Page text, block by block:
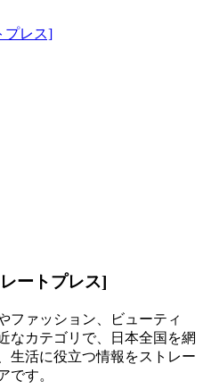
プレス]
ートプレス]
ファッション、ビューティ
なカテゴリで、日本全国を網
生活に役立つ情報をストレー
です。